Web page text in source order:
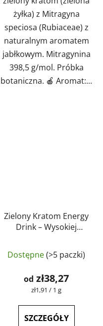
żyłka) z Mitragyna
speciosa (Rubiaceae) z
naturalnym aromatem
jabłkowym. Mitragynina
398,5 g/mol. Próbka
botaniczna. 🍎 Aromat:...
Zielony Kratom Energy
Drink – Wysokiej
GreenGuru
Dostępne(>5 paczki)
od zł38,27
Cena
zł1,91 / 1 g
SZCZEGÓŁY